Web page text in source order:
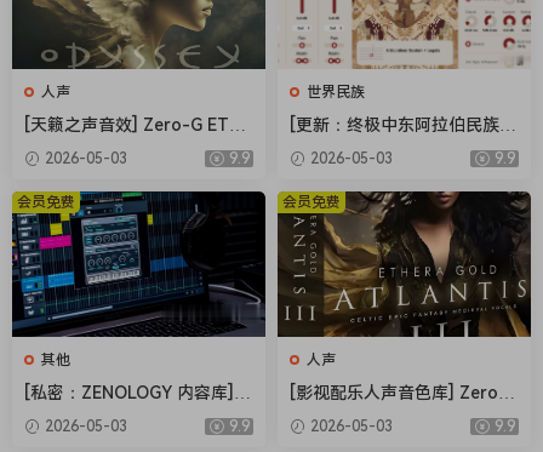
an electric fan can sound!
Who is this for
* film & game composers
* music producers
* sound designers
* anyone looking for an unusal, beautiful sound
How it sounds
This instrument opens up countless creative possibilities.
Here are some of our favorite ways to use it:
– as an unobvious sound for melodies, harmonies and bass
(very analog-organic sound; reminds the sound of The
background loops and your track instantly feels warmer
and more alive
人声
[天籁之声音效] Zero-G ETHE
RA Gold Odyssey v1.0.2 [KO
2026-05-03 9.9
世界民族
[更新：终极中东阿拉伯民族管
弦乐音源合集] Strezov Samp
ling Arabian Ethnic Orchestr
a v1.1 [KONTAKT]（57.37G
B）
2026-05-03 9.9
其他
[私密：ZENOLOGY 内容库] R
oland Cloud ZENOLOGY Co
ntent v2026.04-R2R [WiN]
2026-05-03 9.9
会员免费
人声
[影视配乐人声音色库] Zero-G
Ethera Gold Atlantis 3 v3.5.
2 [KONTAKT]（34.2GB）
2026-05-03 9.9
会员免费